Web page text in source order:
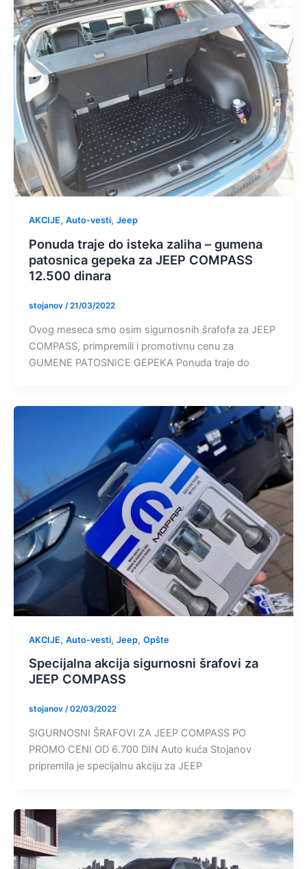
AKCIJE, Auto-vesti, Jeep
Ponuda traje do isteka zaliha – gumena
patosnica gepeka za JEEP COMPASS
12.500 dinara
stojanov /21/03/2022
Ovog meseca smo osim sigurnosnih šrafofa za JEEP
COMPASS, primpremili i promotivnu cenu za
GUMENE PATOSNICE GEPEKA Ponuda traje do
AKCIJE, Auto-vesti, Jeep, Opšte
Specijalna akcija sigurnosni šrafovi za
JEEP COMPASS
stojanov /02/03/2022
SIGURNOSNI ŠRAFOVI ZA JEEP COMPASS PO
PROMO CENI OD 6.700 DIN Auto kuća Stojanov
pripremila je specijalnu akciju za JEEP